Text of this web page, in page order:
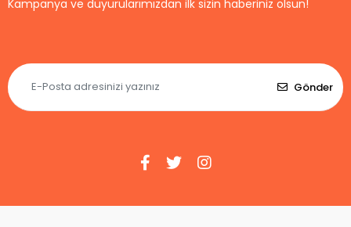
Kampanya ve duyurularımızdan ilk sizin haberiniz olsun!
Gönder